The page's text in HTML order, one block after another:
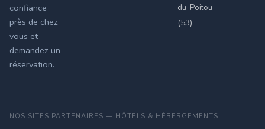
confiance
près de chez
vous et
demandez un
réservation.
du-Poitou
(53)
NOS SITES PARTENAIRES — HÔTELS & HÉBERGEMENTS